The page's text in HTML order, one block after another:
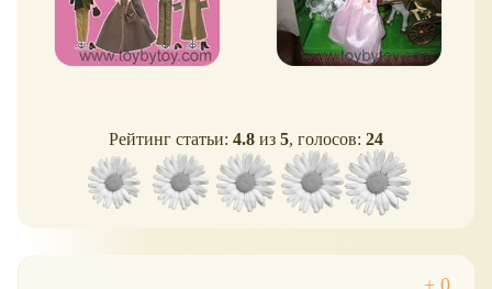
Рейтинг статьи: 4.8 из 5, голосов: 24